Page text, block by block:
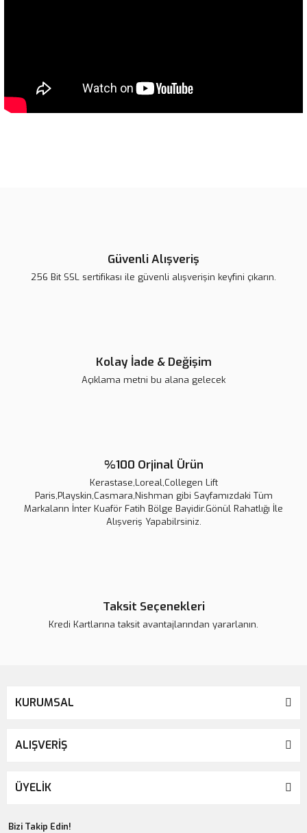
Güvenli Alışveriş
256 Bit SSL sertifikası ile güvenli alışverişin keyfini çıkarın.
Kolay İade & Değişim
Açıklama metni bu alana gelecek
%100 Orjinal Ürün
Kerastase,Loreal,Collegen Lift
Paris,Playskin,Casmara,Nishman gibi Sayfamızdaki Tüm
Markaların İnter Kuaför Fatih Bölge Bayidir.Gönül Rahatlığı İle
Alışveriş Yapabilrsiniz.
Taksit Seçenekleri
Kredi Kartlarına taksit avantajlarından yararlanın.
KURUMSAL
ALIŞVERİŞ
ÜYELİK
Bizi Takip Edin!